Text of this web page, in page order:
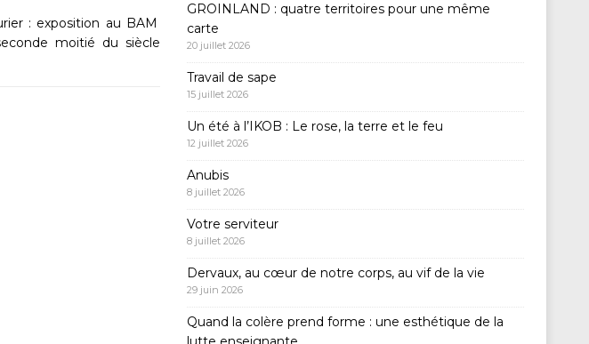
: exposition au BAM
moitié du siècle
GROINLAND : quatre territoires pour une même
carte
20 juillet 2026
Travail de sape
15 juillet 2026
Un été à l’IKOB : Le rose, la terre et le feu
12 juillet 2026
Anubis
8 juillet 2026
Votre serviteur
8 juillet 2026
Dervaux, au cœur de notre corps, au vif de la vie
29 juin 2026
Quand la colère prend forme : une esthétique de la